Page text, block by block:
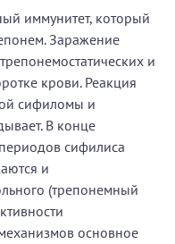
иммунитет, который
Заражение
и
крови. Реакция
сифиломы и
В конце
сифилиса
и
(трепонемный
основное